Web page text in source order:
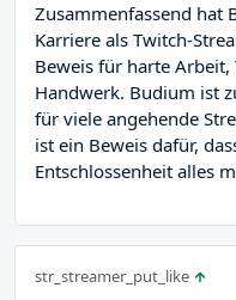
Zusammenfassend hat
Karriere als Twitch-
Beweis für harte
Handwerk. Budium ist
für viele angehende
ist ein Beweis dafür,
Entschlossenheit alles
str_streamer_put_like